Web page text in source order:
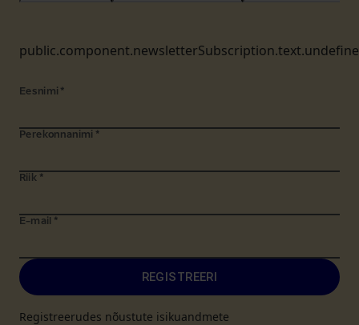
Eesnimi *
Perekonnanimi *
Riik *
E-mail *
REGISTREERI
Registreerudes nõustute isikuandmete